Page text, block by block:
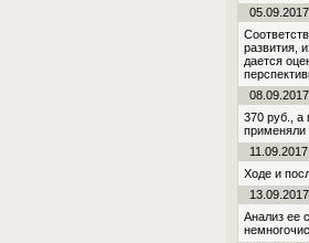
развития,
дается
370 руб., а
применяли
Ходе и
Анализ ее